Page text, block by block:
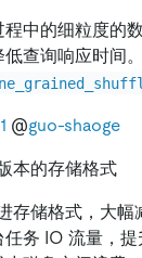
中的细粒度的
查询响应时间
@guo-shaoge
本的存储格式
存储格式，大
任务 IO 流量，